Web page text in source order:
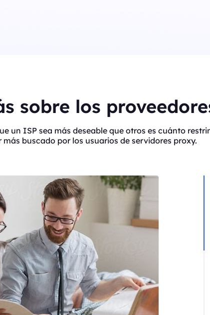
sobre los
un ISP sea más deseable que otros es cuánto
buscado por los usuarios de servidores proxy.